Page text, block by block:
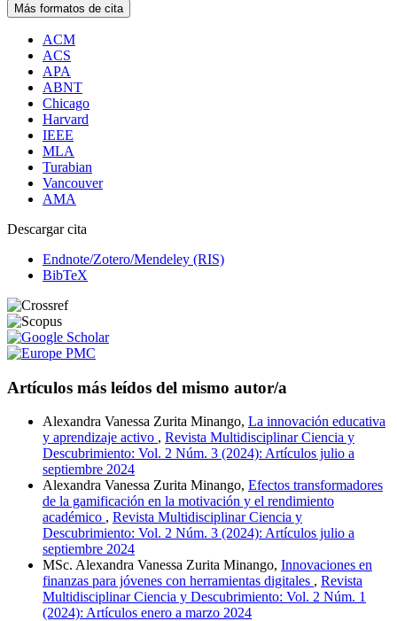
Más formatos de cita
ACM
ACS
APA
ABNT
Chicago
Harvard
IEEE
MLA
Turabian
Vancouver
AMA
Descargar cita
Endnote/Zotero/Mendeley (RIS)
BibTeX
Artículos más leídos del mismo autor/a
Alexandra Vanessa Zurita Minango, La innovación educativa
y aprendizaje activo , Revista Multidisciplinar Ciencia y
Descubrimiento: Vol. 2 Núm. 3 (2024): Artículos julio a
septiembre 2024
Alexandra Vanessa Zurita Minango, Efectos transformadores
de la gamificación en la motivación y el rendimiento
académico , Revista Multidisciplinar Ciencia y
Descubrimiento: Vol. 2 Núm. 3 (2024): Artículos julio a
septiembre 2024
MSc. Alexandra Vanessa Zurita Minango, Innovaciones en
finanzas para jóvenes con herramientas digitales , Revista
Multidisciplinar Ciencia y Descubrimiento: Vol. 2 Núm. 1
(2024): Artículos enero a marzo 2024